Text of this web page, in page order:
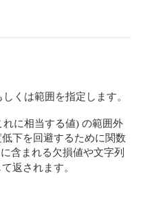
くは範囲を指定します。
れに相当する値) の範囲外
下を回避するために関数
含まれる欠損値や文字列
返されます。